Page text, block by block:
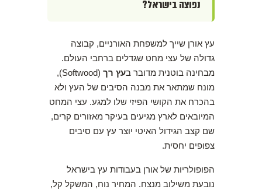
נפוצה בישראל?
עץ אורן שייך למשפחת האורניים, קבוצה
גדולה של עצי מחט שגדלים ברחבי העולם.
מבחינה בוטנית מדובר בעץ רך
(Softwood),
מונח שמתאר את מבנה הסיבים של העץ ולא
בהכרח את הקושי הפיזי שלו למגע. עצי המחט
המיובאים לארץ מגיעים בעיקר מאזורים קרים,
שם קצב הגידול האיטי יוצר עץ עם סיבים
צפופים יחסית.
הפופולריות של אורן בעבודות עץ בישראל
נובעת משילוב מנצח. המחיר נוח, המשקל קל,